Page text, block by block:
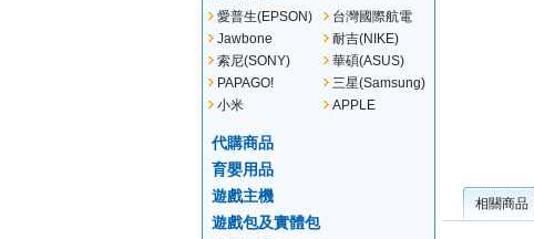
愛普生(EPSON)
台灣國際航電
(GARMIN)
Jawbone
耐吉(NIKE)
索尼(SONY)
華碩(ASUS)
PAPAGO!
三星(Samsung)
小米
APPLE
代購商品
育嬰用品
遊戲主機
遊戲包及實體包
相關商品